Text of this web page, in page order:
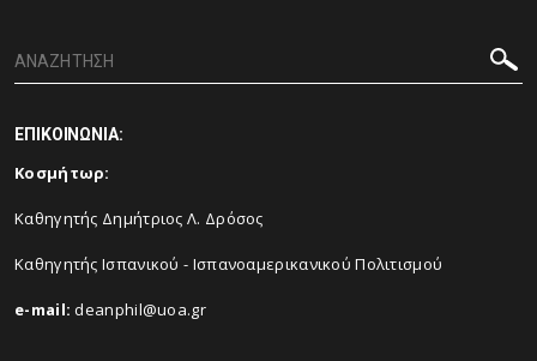
ΕΠΙΚΟΙΝΩΝΙΑ:
Κοσμήτωρ:
Καθηγητής Δημήτριος Λ. Δρόσος
Καθηγητής Ισπανικού - Ισπανοαμερικανικού Πολιτισμού
e-mail: deanphil@uoa.gr